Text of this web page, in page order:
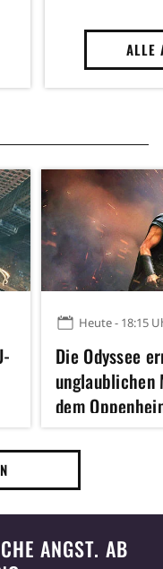
ALLE
Heute - 18:15
Die Odyssee
unglaublichen
dem
Inception
ANGST. AB